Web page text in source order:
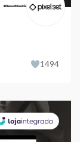
1494